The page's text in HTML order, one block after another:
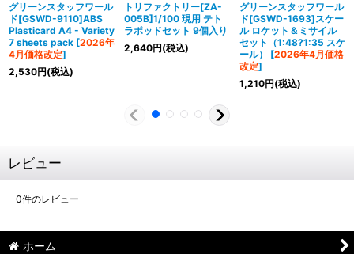
グリーンスタッフワール
ド[GSWD-9110]ABS
Plasticard A4 - Variety
7 sheets pack [2026年
4月価格改定]
2,530円(税込)
トリファクトリー[ZA-
005B]1/100 現用 テト
ラポッドセット 9個入り
2,640円(税込)
グリーンスタッフワール
ド[GSWD-1693]スケー
ル ロケット＆ミサイル
セット（1:48?1:35 スケ
ール）
[2026年4月価格
改定]
1,210円(税込)
レビュー
0件のレビュー
ホーム